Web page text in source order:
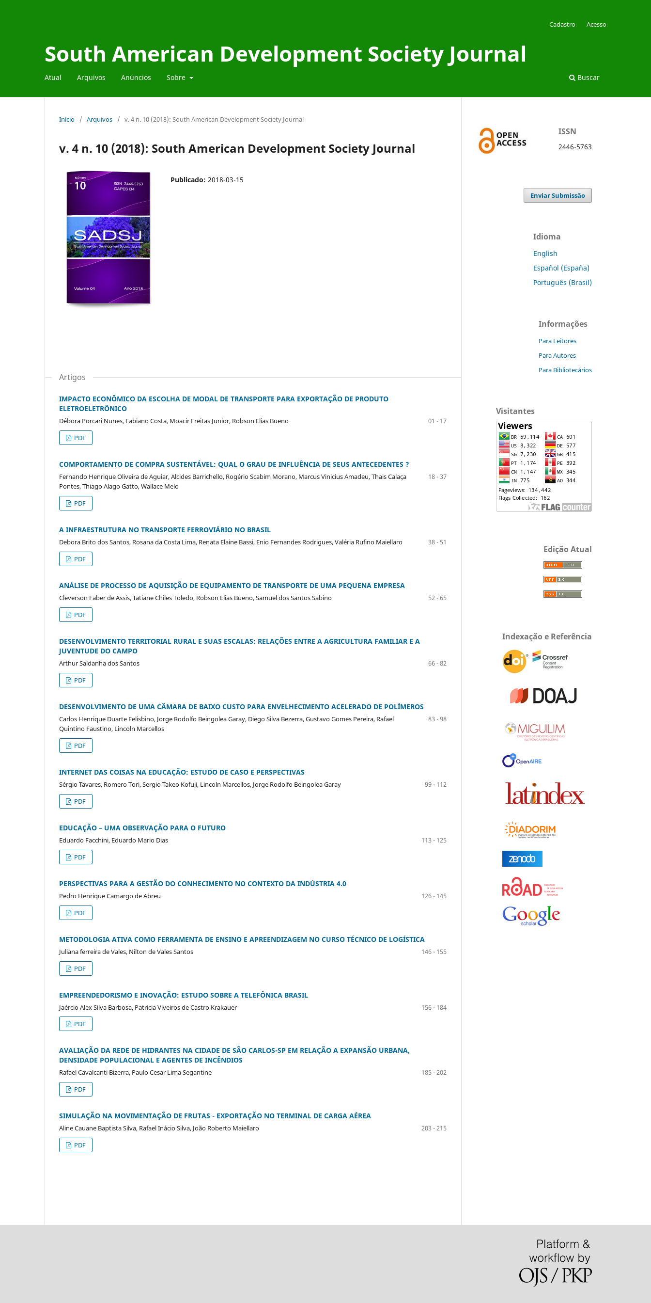
South American Development Society Journal
Atual Arquivos Anúncios Sobre Buscar
Cadastro Acesso
Início / Arquivos / v. 4 n. 10 (2018): South American Development Society Journal
v. 4 n. 10 (2018): South American Development Society Journal
Publicado: 2018-03-15
Artigos
IMPACTO ECONÔMICO DA ESCOLHA DE MODAL DE TRANSPORTE PARA EXPORTAÇÃO DE PRODUTO
ELETROELETRÔNICO
Débora Porcari Nunes, Fabiano Costa, Moacir Freitas Junior, Robson Elias Bueno
01 - 17
PDF
COMPORTAMENTO DE COMPRA SUSTENTÁVEL: QUAL O GRAU DE INFLUÊNCIA DE SEUS ANTECEDENTES ?
Fernando Henrique Oliveira de Aguiar, Alcides Barrichello, Rogério Scabim Morano, Marcus Vinicius Amadeu, Thais Calaça
Pontes, Thiago Alago Gatto, Wallace Melo
18 - 37
PDF
A INFRAESTRUTURA NO TRANSPORTE FERROVIÁRIO NO BRASIL
Debora Brito dos Santos, Rosana da Costa Lima, Renata Elaine Bassi, Enio Fernandes Rodrigues, Valéria Rufino Maiellaro
38 - 51
PDF
ANÁLISE DE PROCESSO DE AQUISIÇÃO DE EQUIPAMENTO DE TRANSPORTE DE UMA PEQUENA EMPRESA
Cleverson Faber de Assis, Tatiane Chiles Toledo, Robson Elias Bueno, Samuel dos Santos Sabino
52 - 65
PDF
DESENVOLVIMENTO TERRITORIAL RURAL E SUAS ESCALAS: RELAÇÕES ENTRE A AGRICULTURA FAMILIAR E A
JUVENTUDE DO CAMPO
Arthur Saldanha dos Santos
66 - 82
PDF
DESENVOLVIMENTO DE UMA CÂMARA DE BAIXO CUSTO PARA ENVELHECIMENTO ACELERADO DE POLÍMEROS
Carlos Henrique Duarte Felisbino, Jorge Rodolfo Beingolea Garay, Diego Silva Bezerra, Gustavo Gomes Pereira, Rafael
Quintino Faustino, Lincoln Marcellos
83 - 98
PDF
INTERNET DAS COISAS NA EDUCAÇÃO: ESTUDO DE CASO E PERSPECTIVAS
Sérgio Tavares, Romero Tori, Sergio Takeo Kofuji, Lincoln Marcellos, Jorge Rodolfo Beingolea Garay
99 - 112
PDF
EDUCAÇÃO – UMA OBSERVAÇÃO PARA O FUTURO
Eduardo Facchini, Eduardo Mario Dias
113 - 125
PDF
PERSPECTIVAS PARA A GESTÃO DO CONHECIMENTO NO CONTEXTO DA INDÚSTRIA 4.0
Pedro Henrique Camargo de Abreu
126 - 145
PDF
METODOLOGIA ATIVA COMO FERRAMENTA DE ENSINO E APREENDIZAGEM NO CURSO TÉCNICO DE LOGÍSTICA
Juliana ferreira de Vales, Nilton de Vales Santos
146 - 155
PDF
EMPREENDEDORISMO E INOVAÇÃO: ESTUDO SOBRE A TELEFÔNICA BRASIL
Jaércio Alex Silva Barbosa, Patricia Viveiros de Castro Krakauer
156 - 184
PDF
AVALIAÇÃO DA REDE DE HIDRANTES NA CIDADE DE SÃO CARLOS-SP EM RELAÇÃO A EXPANSÃO URBANA,
DENSIDADE POPULACIONAL E AGENTES DE INCÊNDIOS
Rafael Cavalcanti Bizerra, Paulo Cesar Lima Segantine
185 - 202
PDF
SIMULAÇÃO NA MOVIMENTAÇÃO DE FRUTAS - EXPORTAÇÃO NO TERMINAL DE CARGA AÉREA
Aline Cauane Baptista Silva, Rafael Inácio Silva, João Roberto Maiellaro
203 - 215
PDF
ISSN
2446-5763
Enviar Submissão
Idioma
English
Español (España)
Português (Brasil)
Informações
Para Leitores
Para Autores
Para Bibliotecários
Visitantes
Edição Atual
Indexação e Referência